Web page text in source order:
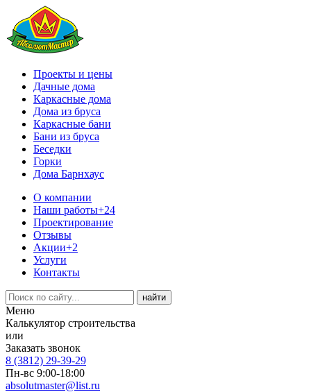
Проекты и цены
Дачные дома
Каркасные дома
Дома из бруса
Каркасные бани
Бани из бруса
Беседки
Горки
Дома Барнхаус
О компании
Наши работы+24
Проектирование
Отзывы
Акции+2
Услуги
Контакты
Меню
Калькулятор строительства
или
Заказать звонок
8 (3812) 29-39-29
Пн-вс 9:00-18:00
absolutmaster@list.ru